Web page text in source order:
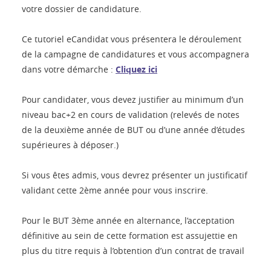
votre dossier de candidature.
Ce tutoriel eCandidat vous présentera le déroulement
de la campagne de candidatures et vous accompagnera
dans votre démarche : Cliquez ici
Pour candidater, vous devez justifier au minimum d’un
niveau bac+2 en cours de validation (relevés de notes
de la deuxième année de BUT ou d’une année d’études
supérieures à déposer.)
Si vous êtes admis, vous devrez présenter un justificatif
validant cette 2ème année pour vous inscrire.
Pour le BUT 3ème année en alternance, l’acceptation
définitive au sein de cette formation est assujettie en
plus du titre requis à l’obtention d’un contrat de travail